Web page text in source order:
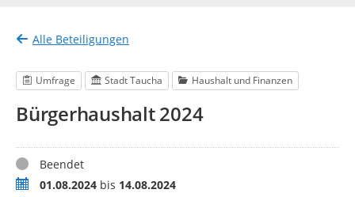
Alle Beteiligungen
Umfrage Stadt Taucha Haushalt und Finanzen
Bürgerhaushalt 2024
StatusBeendet
Zeitraum01.08.2024 bis 14.08.2024